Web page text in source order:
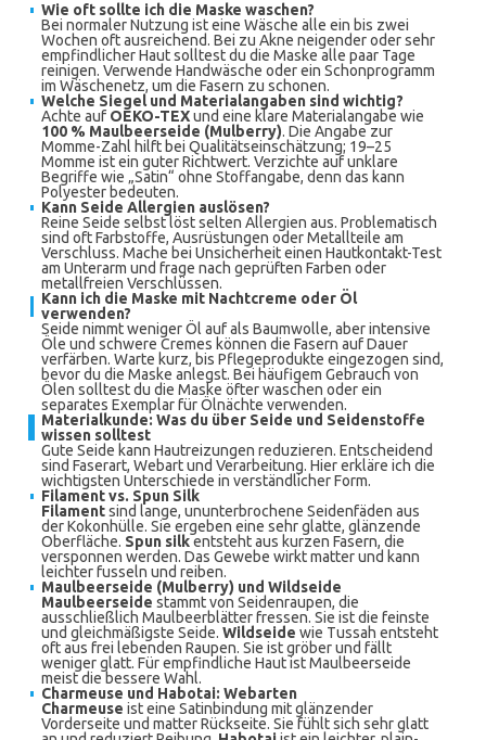
Wie oft sollte ich die Maske waschen?
Bei normaler Nutzung ist eine Wäsche alle ein bis zwei
Wochen oft ausreichend. Bei zu Akne neigender oder sehr
empfindlicher Haut solltest du die Maske alle paar Tage
reinigen. Verwende Handwäsche oder ein Schonprogramm
im Wäschenetz, um die Fasern zu schonen.
Welche Siegel und Materialangaben sind wichtig?
Achte auf OEKO-TEXund eine klare Materialangabe wie
100 % Maulbeerseide (Mulberry). Die Angabe zur
Momme-Zahl hilft bei Qualitätseinschätzung; 19–25
Momme ist ein guter Richtwert. Verzichte auf unklare
Begriffe wie „Satin“ ohne Stoffangabe, denn das kann
Polyester bedeuten.
Kann Seide Allergien auslösen?
Reine Seide selbst löst selten Allergien aus. Problematisch
sind oft Farbstoffe, Ausrüstungen oder Metallteile am
Verschluss. Mache bei Unsicherheit einen Hautkontakt-Test
am Unterarm und frage nach geprüften Farben oder
metallfreien Verschlüssen.
Kann ich die Maske mit Nachtcreme oder Öl
verwenden?
Seide nimmt weniger Öl auf als Baumwolle, aber intensive
Öle und schwere Cremes können die Fasern auf Dauer
verfärben. Warte kurz, bis Pflegeprodukte eingezogen sind,
bevor du die Maske anlegst. Bei häufigem Gebrauch von
Ölen solltest du die Maske öfter waschen oder ein
separates Exemplar für Ölnächte verwenden.
Materialkunde: Was du über Seide und Seidenstoffe
wissen solltest
Gute Seide kann Hautreizungen reduzieren. Entscheidend
sind Faserart, Webart und Verarbeitung. Hier erkläre ich die
wichtigsten Unterschiede in verständlicher Form.
Filament vs. Spun Silk
Filamentsind lange, ununterbrochene Seidenfäden aus
der Kokonhülle. Sie ergeben eine sehr glatte, glänzende
Oberfläche. Spun silkentsteht aus kurzen Fasern, die
versponnen werden. Das Gewebe wirkt matter und kann
leichter fusseln und reiben.
Maulbeerseide (Mulberry) und Wildseide
Maulbeerseide stammt von Seidenraupen, die
ausschließlich Maulbeerblätter fressen. Sie ist die feinste
und gleichmäßigste Seide. Wildseide wie Tussah entsteht
oft aus frei lebenden Raupen. Sie ist gröber und fällt
weniger glatt. Für empfindliche Haut ist Maulbeerseide
meist die bessere Wahl.
Charmeuse und Habotai: Webarten
Charmeuse ist eine Satinbindung mit glänzender
Vorderseite und matter Rückseite. Sie fühlt sich sehr glatt